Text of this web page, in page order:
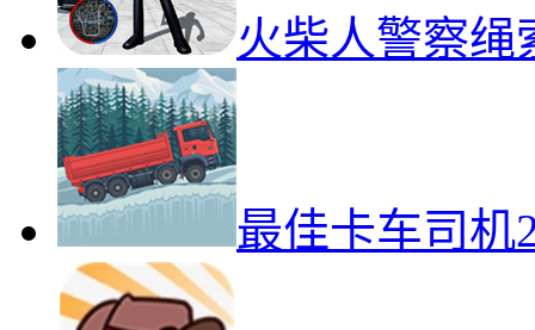
火柴人警察绳
最佳卡车司机